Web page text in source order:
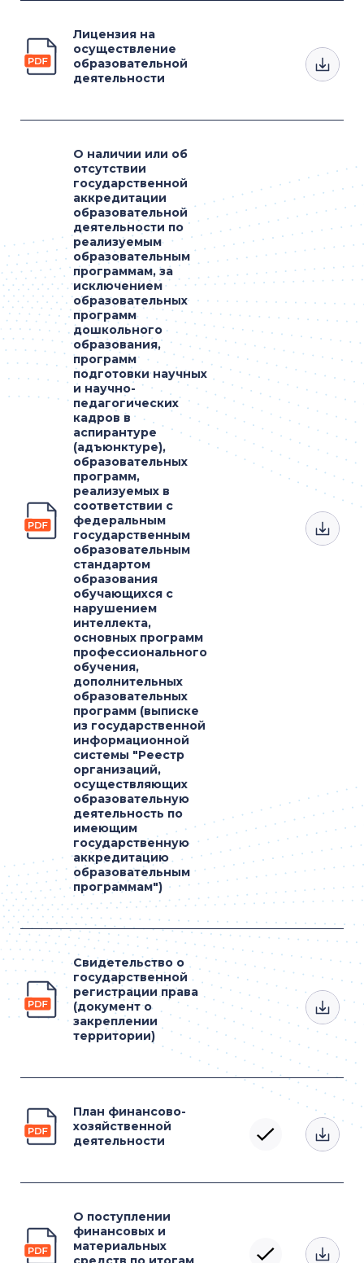
Лицензия на
осуществление
образовательной
деятельности
О наличии или об
отсутствии
государственной
аккредитации
образовательной
деятельности по
реализуемым
образовательным
программам, за
исключением
образовательных
программ
дошкольного
образования,
программ
подготовки научных
и научно-
педагогических
кадров в
аспирантуре
(адъюнктуре),
образовательных
программ,
реализуемых в
соответствии с
федеральным
государственным
образовательным
стандартом
образования
обучающихся с
нарушением
интеллекта,
основных программ
профессионального
обучения,
дополнительных
образовательных
программ (выписке
из государственной
информационной
системы "Реестр
организаций,
осуществляющих
образовательную
деятельность по
имеющим
государственную
аккредитацию
образовательным
программам")
Свидетельство о
государственной
регистрации права
(документ о
закреплении
территории)
План финансово-
хозяйственной
деятельности
О поступлении
финансовых и
материальных